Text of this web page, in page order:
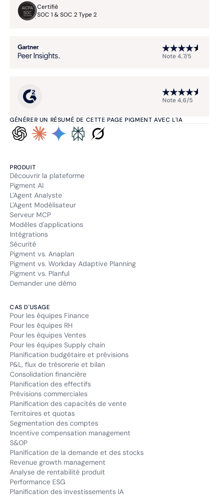
GÉNÉRER UN RÉSUMÉ DE CETTE PAGE PIGMENT AVEC L'IA
Certifié
SOC 1 & SOC 2 Type 2
Note 4,7/5
Note 4,6/5
PRODUIT
Découvrir la plateforme
Pigment AI
L'Agent Analyste
L'Agent Modélisateur
Serveur MCP
Modèles d'applications
Intégrations
Sécurité
Pigment vs. Anaplan
Pigment vs. Workday Adaptive Planning
Pigment vs. Planful
Demander une démo
CAS D'USAGE
Pour les équipes Finance
Pour les équipes RH
Pour les équipes Ventes
Pour les équipes Supply chain
Planification budgétaire et prévisions
P&L, flux de trésorerie et bilan
Consolidation financière
Planification des effectifs
Prévisions commerciales
Planification des capacités de vente
Territoires et quotas
Segmentation des comptes
Incentive compensation management
S&OP
Planification de la demande et des stocks
Revenue growth management
Analyse de rentabilité produit
Performance ESG
Planification des investissements IA